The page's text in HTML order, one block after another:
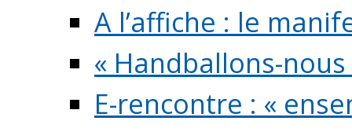
A l’affiche : le
« Handballons-
E-rencontre : «